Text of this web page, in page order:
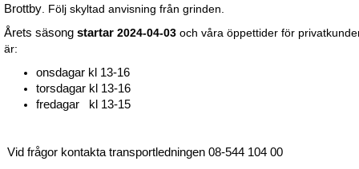
Brottby . Följ skyltad anvisning från grinden.
Årets säsong startar 2024-04-03 och våra öppettider för
är:
onsdagar kl 13-16
torsdagar kl 13-16
fredagar kl 13-15
Vid frågor kontakta transportledningen 08-544 104 00